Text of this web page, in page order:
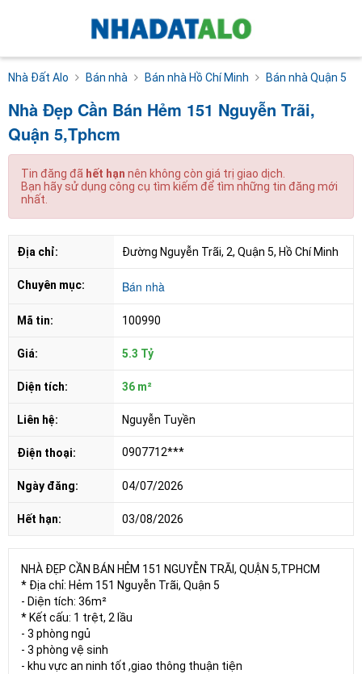
Nhà Đất Alo Bán nhà Bán nhà Hồ Chí Minh Bán nhà Quận 5
Nhà Đẹp Cần Bán Hẻm 151 Nguyễn Trãi,
Quận 5,Tphcm
Tin đăng đã hết hạn nên không còn giá trị giao dịch.
Bạn hãy sử dụng công cụ tìm kiếm để tìm những tin đăng mới
nhất.
Địa chỉ: Đường Nguyễn Trãi, 2, Quận 5, Hồ Chí Minh
Chuyên mục: Bán nhà
Mã tin: 100990
Giá: 5.3 Tỷ
Diện tích: 36 m²
Liên hệ: Nguyễn Tuyền
Điện thoại: 0907712***
Ngày đăng: 04/07/2026
Hết hạn: 03/08/2026
NHÀ ĐẸP CẦN BÁN HẺM 151 NGUYỄN TRÃI, QUẬN 5,TPHCM
* Địa chỉ: Hẻm 151 Nguyễn Trãi, Quận 5
- Diện tích: 36m²
* Kết cấu: 1 trệt, 2 lầu
- 3 phòng ngủ
- 3 phòng vệ sinh
- khu vực an ninh tốt ,giao thông thuận tiện